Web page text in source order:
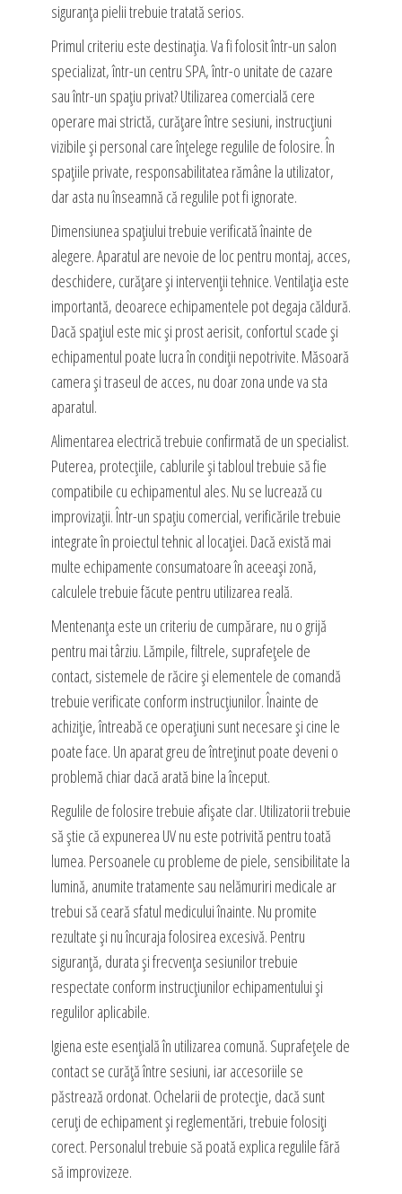
siguranța pielii trebuie tratată serios.
Primul criteriu este destinația. Va fi folosit într-un salon
specializat, într-un centru SPA, într-o unitate de cazare
sau într-un spațiu privat? Utilizarea comercială cere
operare mai strictă, curățare între sesiuni, instrucțiuni
vizibile și personal care înțelege regulile de folosire. În
spațiile private, responsabilitatea rămâne la utilizator,
dar asta nu înseamnă că regulile pot fi ignorate.
Dimensiunea spațiului trebuie verificată înainte de
alegere. Aparatul are nevoie de loc pentru montaj, acces,
deschidere, curățare și intervenții tehnice. Ventilația este
importantă, deoarece echipamentele pot degaja căldură.
Dacă spațiul este mic și prost aerisit, confortul scade și
echipamentul poate lucra în condiții nepotrivite. Măsoară
camera și traseul de acces, nu doar zona unde va sta
aparatul.
Alimentarea electrică trebuie confirmată de un specialist.
Puterea, protecțiile, cablurile și tabloul trebuie să fie
compatibile cu echipamentul ales. Nu se lucrează cu
improvizații. Într-un spațiu comercial, verificările trebuie
integrate în proiectul tehnic al locației. Dacă există mai
multe echipamente consumatoare în aceeași zonă,
calculele trebuie făcute pentru utilizarea reală.
Mentenanța este un criteriu de cumpărare, nu o grijă
pentru mai târziu. Lămpile, filtrele, suprafețele de
contact, sistemele de răcire și elementele de comandă
trebuie verificate conform instrucțiunilor. Înainte de
achiziție, întreabă ce operațiuni sunt necesare și cine le
poate face. Un aparat greu de întreținut poate deveni o
problemă chiar dacă arată bine la început.
Regulile de folosire trebuie afișate clar. Utilizatorii trebuie
să știe că expunerea UV nu este potrivită pentru toată
lumea. Persoanele cu probleme de piele, sensibilitate la
lumină, anumite tratamente sau nelămuriri medicale ar
trebui să ceară sfatul medicului înainte. Nu promite
rezultate și nu încuraja folosirea excesivă. Pentru
siguranță, durata și frecvența sesiunilor trebuie
respectate conform instrucțiunilor echipamentului și
regulilor aplicabile.
Igiena este esențială în utilizarea comună. Suprafețele de
contact se curăță între sesiuni, iar accesoriile se
păstrează ordonat. Ochelarii de protecție, dacă sunt
ceruți de echipament și reglementări, trebuie folosiți
corect. Personalul trebuie să poată explica regulile fără
să improvizeze.